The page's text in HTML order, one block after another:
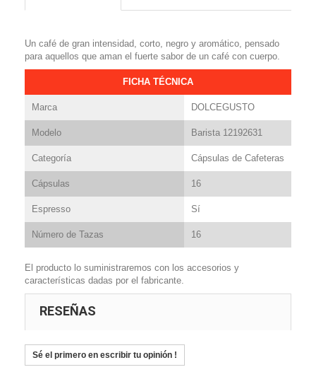
Un café de gran intensidad, corto, negro y aromático, pensado
para aquellos que aman el fuerte sabor de un café con cuerpo.
FICHA TÉCNICA
Marca DOLCEGUSTO
Modelo Barista 12192631
Categoría Cápsulas de Cafeteras
Cápsulas 16
Espresso Sí
Número de Tazas 16
El producto lo suministraremos con los accesorios y
características dadas por el fabricante.
RESEÑAS
Sé el primero en escribir tu opinión !